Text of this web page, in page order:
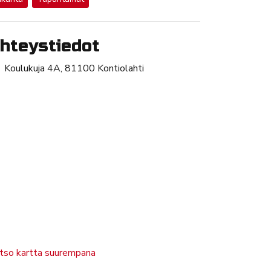
Koulukuja 4A, 81100 Kontiolahti
kartta suurempana